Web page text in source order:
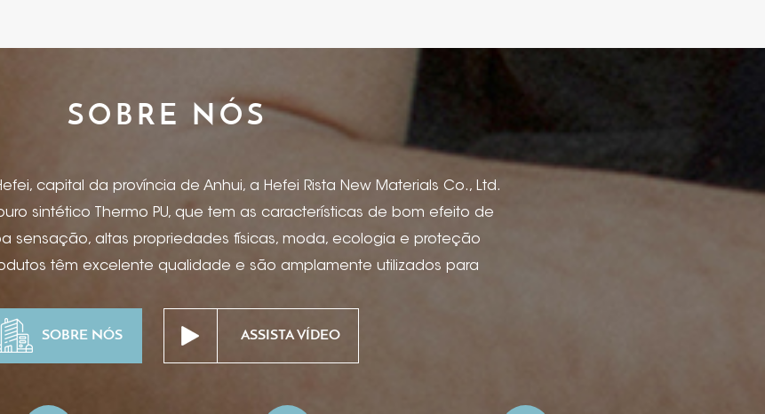
SOBRE NÓS
capital da província de Anhui, a Hefei Rista New Materials Co., Ltd.
sintético Thermo PU, que tem as características de bom efeito de
sensação, altas propriedades físicas, moda, ecologia e proteção
têm excelente qualidade e são amplamente utilizados para
encadernação para caixas de presente, caixas de vinho, caixa e
para mesa de hotel, projetos especiais de anúncios e
SOBRE NÓS ASSISTA VÍDEO